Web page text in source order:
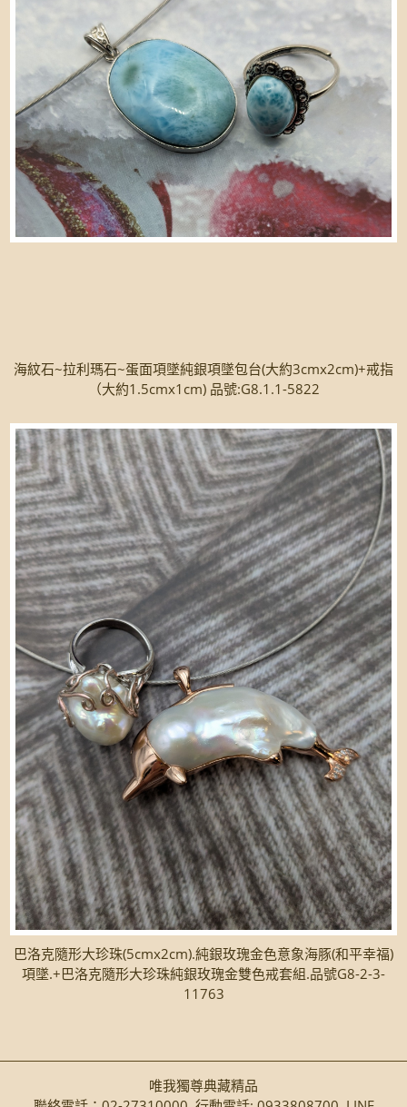
海紋石~拉利瑪石~蛋面項墜純銀項墜包台(大約3cmx2cm)+戒指
（大約1.5cmx1cm) 品號:G8.1.1-5822
巴洛克隨形大珍珠(5cmx2cm).純銀玫瑰金色意象海豚(和平幸福)
項墜.+巴洛克隨形大珍珠純銀玫瑰金雙色戒套組.品號G8-2-3-
11763
唯我獨尊典藏精品